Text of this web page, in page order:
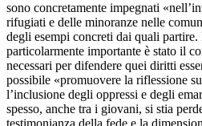
sono concretamente impegnati
rifugiati e delle minoranze nelle
degli esempi concreti dai quali partire.
particolarmente importante è stato il
necessari per difendere quei diritti
possibile «promuovere la riflessione
l’inclusione degli oppressi e degli
spesso, anche tra i giovani, si stia
testimonianza della fede e la